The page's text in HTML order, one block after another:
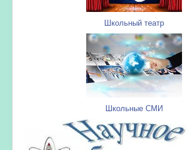
Школьный театр
Школьные СМИ